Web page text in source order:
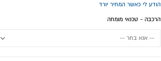
הודע לי כאשר המחיר יורד
הרכבה - טכנאי מומחה